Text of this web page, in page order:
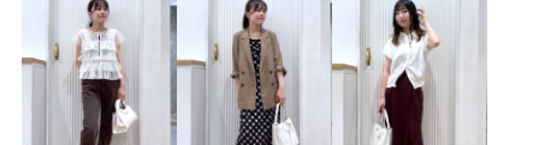
オープンカラー カジュアル キャミワンピース
クッション コラボアイテム
コーディネートのアクセント サイズ調整 シャツ